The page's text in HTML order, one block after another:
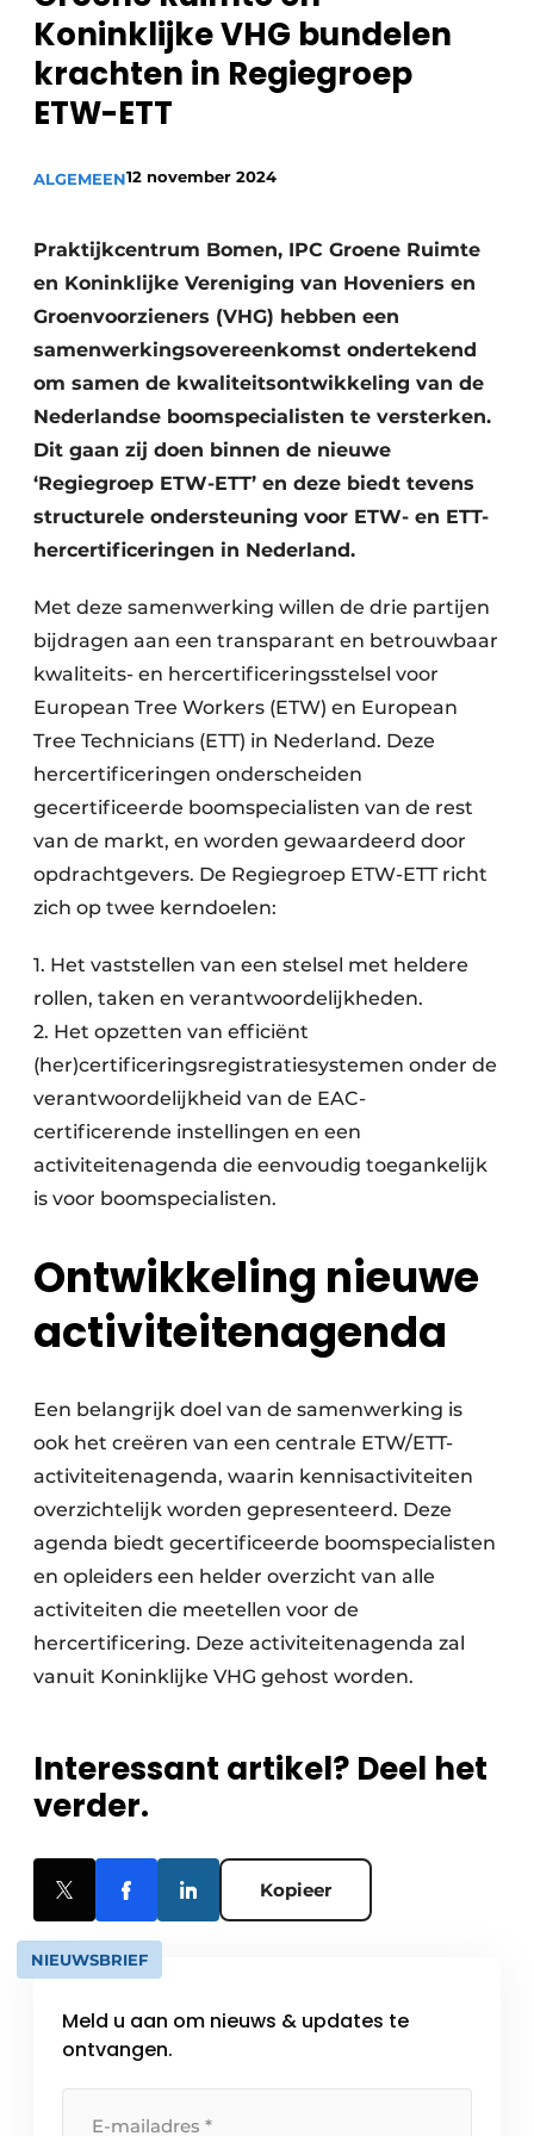
Save the Date
Vacature aanmelden
Vacatures
Koninklijke VHG bundelen
krachten in Regiegroep
ETW-ETT
ALGEMEEN12 november 2024
Praktijkcentrum Bomen, IPC Groene Ruimte
en Koninklijke Vereniging van Hoveniers en
Groenvoorzieners (VHG) hebben een
samenwerkingsovereenkomst ondertekend
om samen de kwaliteitsontwikkeling van de
Nederlandse boomspecialisten te versterken.
Dit gaan zij doen binnen de nieuwe
‘Regiegroep ETW-ETT’ en deze biedt tevens
structurele ondersteuning voor ETW- en ETT-
hercertificeringen in Nederland.
Met deze samenwerking willen de drie partijen
bijdragen aan een transparant en betrouwbaar
kwaliteits- en hercertificeringsstelsel voor
European Tree Workers (ETW) en European
Tree Technicians (ETT) in Nederland. Deze
hercertificeringen onderscheiden
gecertificeerde boomspecialisten van de rest
van de markt, en worden gewaardeerd door
opdrachtgevers. De Regiegroep ETW-ETT richt
zich op twee kerndoelen:
1. Het vaststellen van een stelsel met heldere
rollen, taken en verantwoordelijkheden.
2. Het opzetten van efficiënt
(her)certificeringsregistratiesystemen onder de
verantwoordelijkheid van de EAC-
certificerende instellingen en een
activiteitenagenda die eenvoudig toegankelijk
is voor boomspecialisten.
Ontwikkeling nieuwe
activiteitenagenda
Een belangrijk doel van de samenwerking is
ook het creëren van een centrale ETW/ETT-
activiteitenagenda, waarin kennisactiviteiten
overzichtelijk worden gepresenteerd. Deze
agenda biedt gecertificeerde boomspecialisten
en opleiders een helder overzicht van alle
activiteiten die meetellen voor de
hercertificering. Deze activiteitenagenda zal
vanuit Koninklijke VHG gehost worden.
Interessant artikel? Deel het
verder.
Kopieer
NIEUWSBRIEF
Meld u aan om nieuws & updates te
ontvangen.